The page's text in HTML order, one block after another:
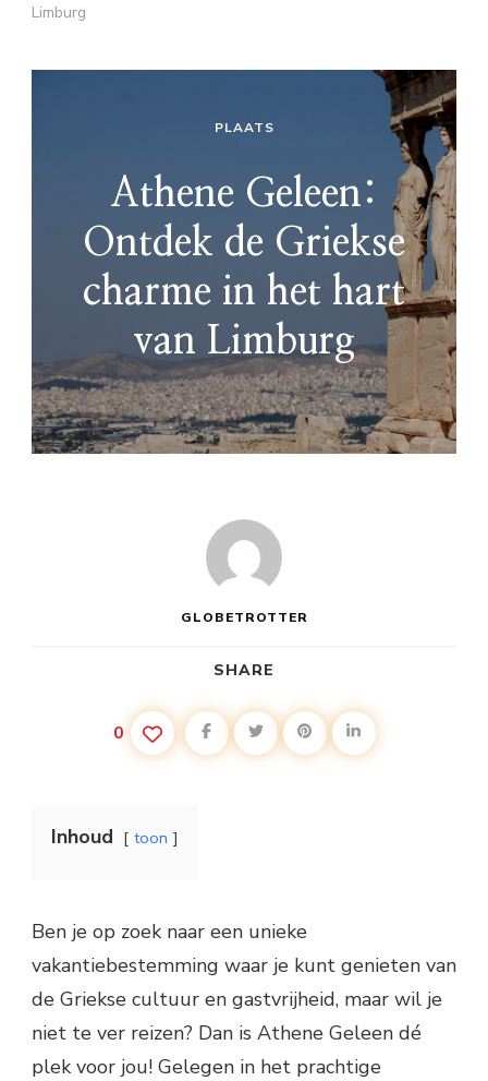
Limburg
PLAATS
Athene Geleen:
Ontdek de Griekse
charme in het hart
van Limburg
GLOBETROTTER
SHARE
0
Inhoud toon
Ben je op zoek naar een unieke
vakantiebestemming waar je kunt genieten van
de Griekse cultuur en gastvrijheid, maar wil je
niet te ver reizen? Dan is Athene Geleen dé
plek voor jou! Gelegen in het prachtige